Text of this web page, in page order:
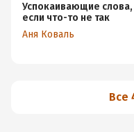
Успокаивающие слова,
если что-то не так
Аня Коваль
Все